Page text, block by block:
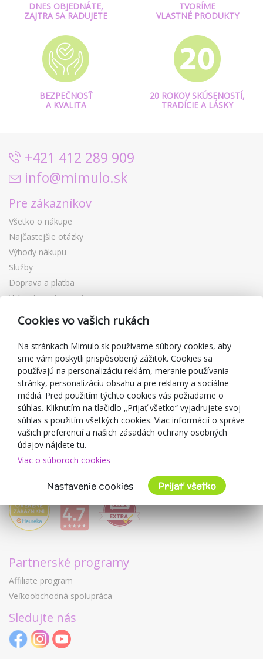
DNES OBJEDNÁTE,
ZAJTRA SA RADUJETE
TVORÍME
VLASTNÉ PRODUKTY
BEZPEČNOSŤ
A KVALITA
20 ROKOV SKÚSENOSTÍ,
TRADÍCIE A LÁSKY
+421 412 289 909
info@mimulo.sk
Pre zákazníkov
Všetko o nákupe
Najčastejšie otázky
Výhody nákupu
Služby
Doprava a platba
Vrátenie a výmena tovaru
Reklamácia
Zľavové kupóny
Blog
O predajcovi
Mimulo.sk
Obchodné podmienky
Ochrana osobných údajov GDPR
Kontakty
Spolupracujeme
Partnerské programy
Affiliate program
Veľkoobchodná spolupráca
Sledujte nás
Cookies vo vašich rukách
Na stránkach Mimulo.sk používame súbory cookies, aby
sme vám poskytli prispôsobený zážitok. Cookies sa
používajú na personalizáciu reklám, meranie používania
stránky, personalizáciu obsahu a pre reklamy a sociálne
médiá. Pred použitím týchto cookies vás požiadame o
súhlas. Kliknutím na tlačidlo „Prijať všetko“ vyjadrujete svoj
súhlas s použitím všetkých cookies. Viac informácií o správe
vašich preferencií a našich zásadách ochrany osobných
údajov nájdete tu.
Viac o súboroch cookies
Nastavenie cookies Prijať všetko